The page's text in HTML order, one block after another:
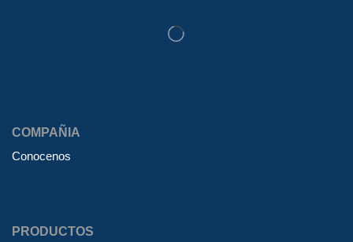
COMPAÑIA
Conocenos
PRODUCTOS